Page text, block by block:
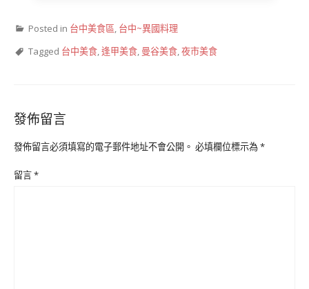
Posted in 台中美食區, 台中~異國料理
Tagged 台中美食,逢甲美食, 曼谷美食,夜市美食
發佈留言
發佈留言必須填寫的電子郵件地址不會公開。 必填欄位標示為*
留言*